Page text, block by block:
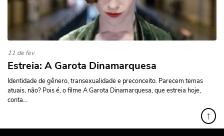
11 de fev
Estreia: A Garota Dinamarquesa
Identidade de gênero, transexualidade e preconceito. Parecem temas
atuais, não? Pois é, o filme A Garota Dinamarquesa, que estreia hoje,
conta...
↑